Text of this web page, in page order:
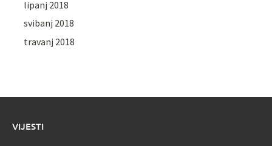
lipanj 2018
svibanj 2018
travanj 2018
VIJESTI